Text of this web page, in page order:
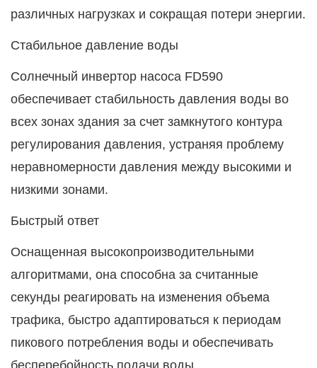
различных нагрузках и сокращая потери энергии.
Стабильное давление воды
Солнечный инвертор насоса FD590
обеспечивает стабильность давления воды во
всех зонах здания за счет замкнутого контура
регулирования давления, устраняя проблему
неравномерности давления между высокими и
низкими зонами.
Быстрый ответ
Оснащенная высокопроизводительными
алгоритмами, она способна за считанные
секунды реагировать на изменения объема
трафика, быстро адаптироваться к периодам
пикового потребления воды и обеспечивать